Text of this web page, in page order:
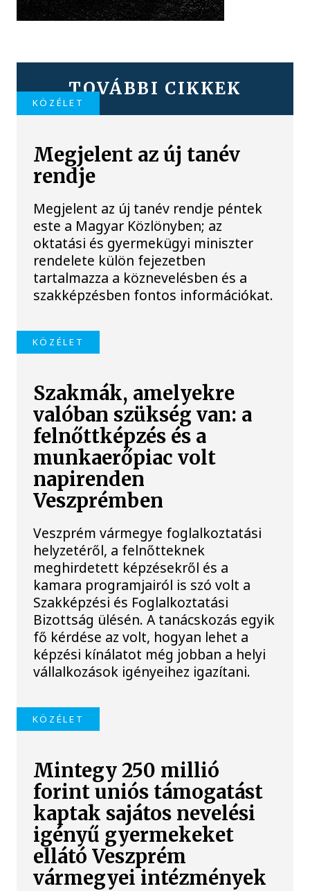
TOVÁBBI CIKKEK
KÖZÉLET
Megjelent az új tanév
rendje
Megjelent az új tanév rendje péntek
este a Magyar Közlönyben; az
oktatási és gyermekügyi miniszter
rendelete külön fejezetben
tartalmazza a köznevelésben és a
szakképzésben fontos információkat.
KÖZÉLET
Szakmák, amelyekre
valóban szükség van: a
felnőttképzés és a
munkaerőpiac volt
napirenden
Veszprémben
Veszprém vármegye foglalkoztatási
helyzetéről, a felnőtteknek
meghirdetett képzésekről és a
kamara programjairól is szó volt a
Szakképzési és Foglalkoztatási
Bizottság ülésén. A tanácskozás egyik
fő kérdése az volt, hogyan lehet a
képzési kínálatot még jobban a helyi
vállalkozások igényeihez igazítani.
KÖZÉLET
Mintegy 250 millió
forint uniós támogatást
kaptak sajátos nevelési
igényű gyermekeket
ellátó Veszprém
vármegyei intézmények